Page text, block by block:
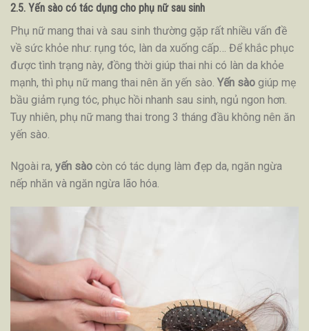
2.5. Yến sào có tác dụng cho phụ nữ sau sinh
Phụ nữ mang thai và sau sinh thường gặp rất nhiều vấn đề
về sức khỏe như: rụng tóc, làn da xuống cấp… Để khắc phục
được tình trạng này, đồng thời giúp thai nhi có làn da khỏe
mạnh, thì phụ nữ mang thai nên ăn yến sào. Yến sào giúp mẹ
bầu giảm rụng tóc, phục hồi nhanh sau sinh, ngủ ngon hơn.
Tuy nhiên, phụ nữ mang thai trong 3 tháng đầu không nên ăn
yến sào.
Ngoài ra, yến sào còn có tác dụng làm đẹp da, ngăn ngừa
nếp nhăn và ngăn ngừa lão hóa.